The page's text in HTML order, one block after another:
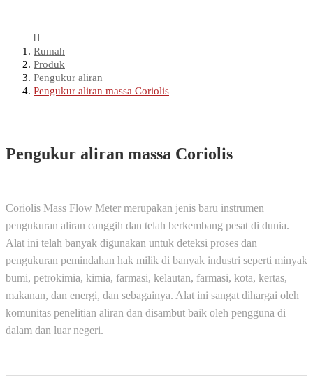
Rumah
Produk
Pengukur aliran
Pengukur aliran massa Coriolis
Pengukur aliran massa Coriolis
Coriolis Mass Flow Meter merupakan jenis baru instrumen
pengukuran aliran canggih dan telah berkembang pesat di dunia.
Alat ini telah banyak digunakan untuk deteksi proses dan
pengukuran pemindahan hak milik di banyak industri seperti minyak
bumi, petrokimia, kimia, farmasi, kelautan, farmasi, kota, kertas,
makanan, dan energi, dan sebagainya. Alat ini sangat dihargai oleh
komunitas penelitian aliran dan disambut baik oleh pengguna di
dalam dan luar negeri.